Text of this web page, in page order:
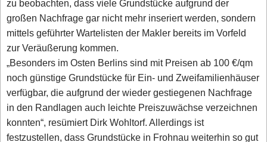
zu beobachten, dass viele Grundstücke aufgrund der
großen Nachfrage gar nicht mehr inseriert werden, sondern
mittels geführter Wartelisten der Makler bereits im Vorfeld
zur Veräußerung kommen.
„Besonders im Osten Berlins sind mit Preisen ab 100 €/qm
noch günstige Grundstücke für Ein- und Zweifamilienhäuser
verfügbar, die aufgrund der wieder gestiegenen Nachfrage
in den Randlagen auch leichte Preiszuwächse verzeichnen
konnten“, resümiert Dirk Wohltorf. Allerdings ist
festzustellen, dass Grundstücke in Frohnau weiterhin so gut